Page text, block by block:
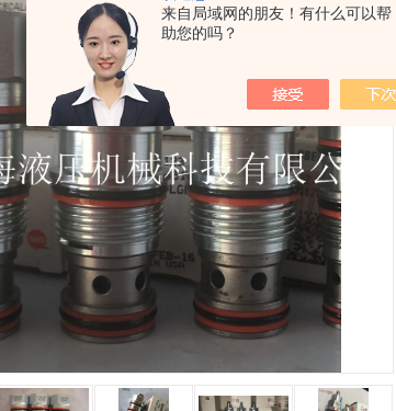
来自局域网的朋友！有什么可以帮
助您的吗？